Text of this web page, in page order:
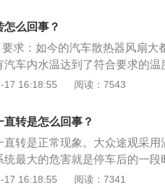
动机风扇的作用介绍:1、汽车在
下无死角地围绕在汽车周边，行
。2、主要用于发动机散热及
发动机在高温工作环境下必须得
足发动机良好的工作性能，耐
么回事？
求：如今的汽车散热器风扇大
汽车内水温达到了符合要求的
散热器风扇就无法转动。因此
器风扇仍旧不能工作，那么还
现了故障，汽车的散热器风扇也
方面都不存在什么问题，那么
现一些故障，对汽车散热器风
查。
17 16:18:55 阅读：7543
转是怎么回事？
直转是正常现象。大众途观采
统最大的危害就是停车后的一
涡轮的油封就会被烧坏，长期
17 16:18:55 阅读：7341